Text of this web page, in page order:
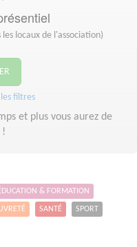
locaux de l'association)
filtres
et plus vous aurez de
!
& FORMATION
SANTÉ SPORT